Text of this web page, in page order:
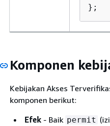
};
Komponen
Kebijakan Akses
komponen berikut:
Efek - Baik permit